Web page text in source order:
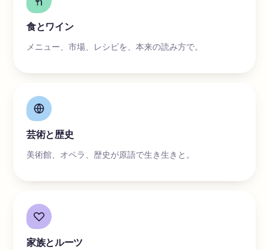
食とワイン
メニュー、市場、レシピを、本来の読み方で。
芸術と歴史
美術館、オペラ、歴史が原語で生き生きと。
家族とルーツ